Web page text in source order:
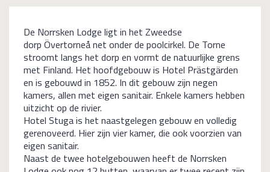
De Norrsken Lodge ligt in het Zweedse
dorp Övertorneå net onder de poolcirkel. De Torne
stroomt langs het dorp en vormt de natuurlijke grens
met Finland. Het hoofdgebouw is Hotel Prästgärden
en is gebouwd in 1852. In dit gebouw zijn negen
kamers, allen met eigen sanitair. Enkele kamers hebben
uitzicht op de rivier.
Hotel Stuga is het naastgelegen gebouw en volledig
gerenoveerd. Hier zijn vier kamer, die ook voorzien van
eigen sanitair.
Naast de twee hotelgebouwen heeft de Norrsken